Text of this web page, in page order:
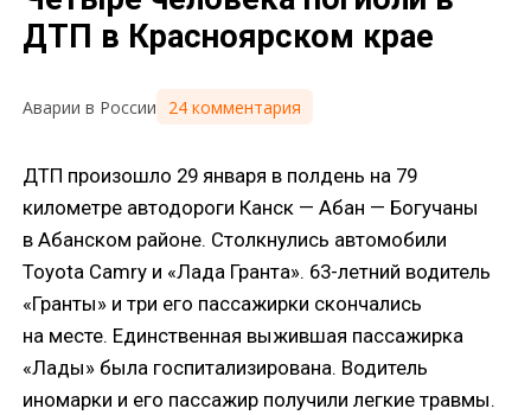
ДТП в Красноярском крае
Аварии в России 24 комментария
ДТП произошло 29 января в полдень на 79
километре автодороги Канск — Абан — Богучаны
в Абанском районе. Столкнулись автомобили
Toyota Camry и «Лада Гранта». 63-летний водитель
«Гранты» и три его пассажирки скончались
на месте. Единственная выжившая пассажирка
«Лады» была госпитализирована. Водитель
иномарки и его пассажир получили легкие травмы.